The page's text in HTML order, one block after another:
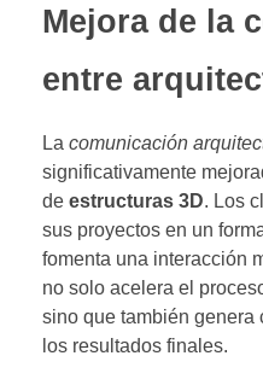
Mejora de la
entre
La comunicación
significativamente
de estructuras 3D. Los
sus proyectos en un
fomenta una interacción
no solo acelera el
sino que también genera
los resultados finales.